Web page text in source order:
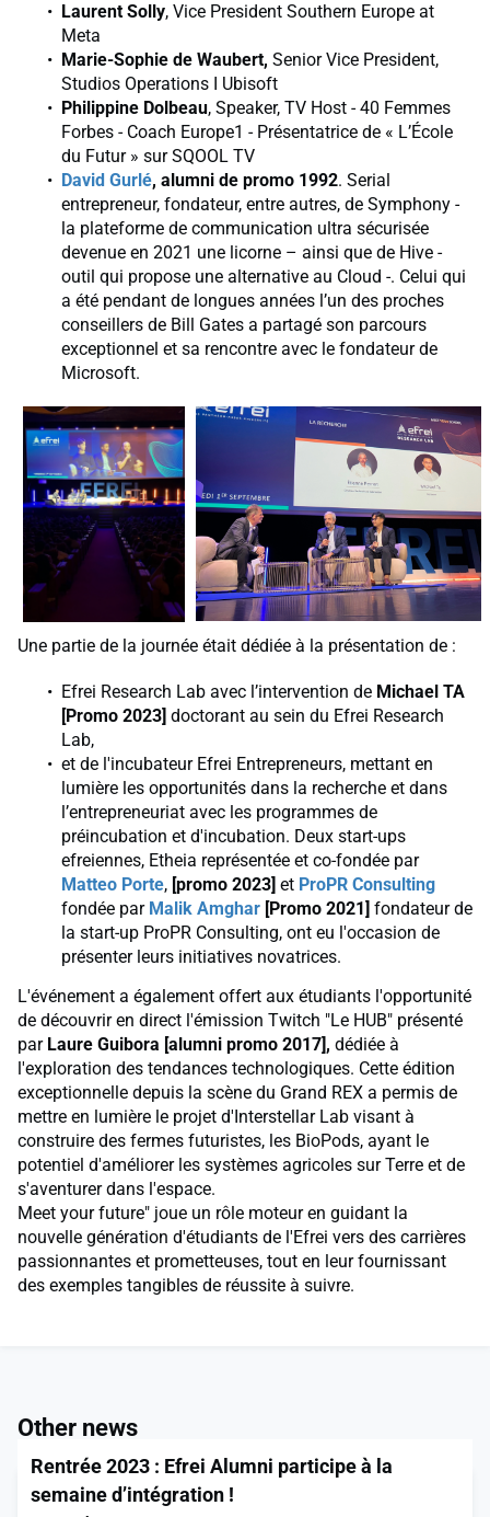
Laurent Solly, Vice President Southern Europe at
Meta
Marie-Sophie de Waubert, Senior Vice President,
Studios Operations I Ubisoft
Philippine Dolbeau, Speaker, TV Host - 40 Femmes
Forbes - Coach Europe1 - Présentatrice de « L’École
du Futur » sur SQOOL TV
David Gurlé, alumni de promo 1992. Serial
entrepreneur, fondateur, entre autres, de Symphony -
la plateforme de communication ultra sécurisée
devenue en 2021 une licorne – ainsi que de Hive -
outil qui propose une alternative au Cloud -. Celui qui
a été pendant de longues années l’un des proches
conseillers de Bill Gates a partagé son parcours
exceptionnel et sa rencontre avec le fondateur de
Microsoft.
Une partie de la journée était dédiée à la présentation de :
Efrei Research Lab avec l’intervention de Michael TA
[Promo 2023] doctorant au sein du Efrei Research
Lab,
et de l'incubateur Efrei Entrepreneurs, mettant en
lumière les opportunités dans la recherche et dans
l’entrepreneuriat avec les programmes de
préincubation et d'incubation. Deux start-ups
efreiennes, Etheia représentée et co-fondée par
Matteo Porte, [promo 2023] et ProPR Consulting
fondée par Malik Amghar [Promo 2021] fondateur de
la start-up ProPR Consulting, ont eu l'occasion de
présenter leurs initiatives novatrices.
L'événement a également offert aux étudiants l'opportunité
de découvrir en direct l'émission Twitch "Le HUB" présenté
par Laure Guibora [alumni promo 2017], dédiée à
l'exploration des tendances technologiques. Cette édition
exceptionnelle depuis la scène du Grand REX a permis de
mettre en lumière le projet d'Interstellar Lab visant à
construire des fermes futuristes, les BioPods, ayant le
potentiel d'améliorer les systèmes agricoles sur Terre et de
s'aventurer dans l'espace.
Meet your future" joue un rôle moteur en guidant la
nouvelle génération d'étudiants de l'Efrei vers des carrières
passionnantes et prometteuses, tout en leur fournissant
des exemples tangibles de réussite à suivre.
Other news
Rentrée 2023 : Efrei Alumni participe à la
semaine d’intégration !